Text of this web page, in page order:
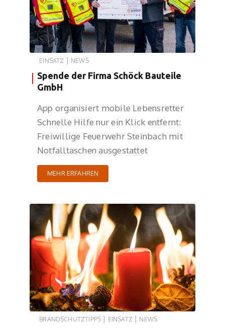
EINSATZ | NEWS
Spende der Firma Schöck Bauteile
GmbH
App organisiert mobile Lebensretter
Schnelle Hilfe nur ein Klick entfernt:
Freiwillige Feuerwehr Steinbach mit
Notfalltaschen ausgestattet
MEHR ERFAHREN
BRANDSCHUTZTIPPS | EINSATZ | NEWS